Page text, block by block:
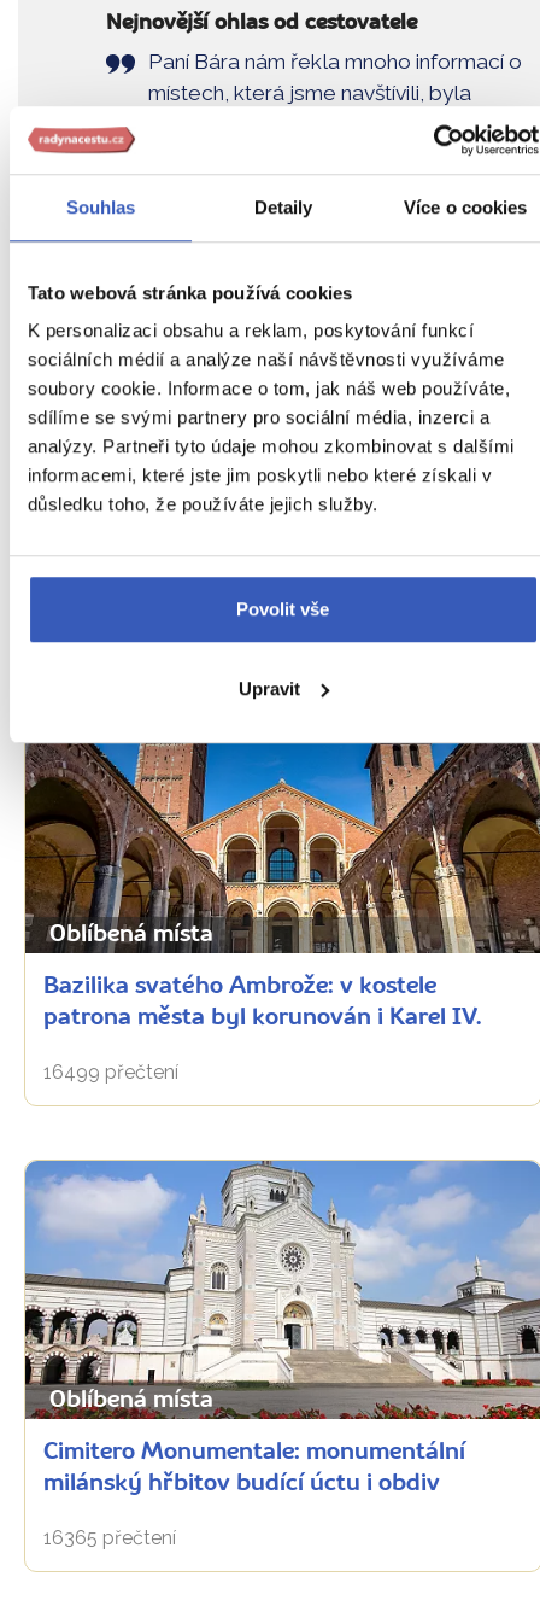
Souhlas Detaily Více o cookies
Tato webová stránka používá cookies
K personalizaci obsahu a reklam, poskytování funkcí
sociálních médií a analýze naší návštěvnosti využíváme
soubory cookie. Informace o tom, jak náš web používáte,
sdílíme se svými partnery pro sociální média, inzerci a
analýzy. Partneři tyto údaje mohou zkombinovat s dalšími
informacemi, které jste jim poskytli nebo které získali v
důsledku toho, že používáte jejich služby.
Povolit vše
Upravit
Nejnovější ohlas od cestovatele
Paní Bára nám řekla mnoho informací o
místech, která jsme navštívili, byla
ochotná, organizačně zdatná a vždy
Zobrazit všechny ohlasy
Vidět Neapol a... Řím
Vyberte si jeden z našich 77 zájezdů do Itálie
Zájezdy do Itálie
Nejbližší volný zájezdjiž 28. srpna
PŘEČTĚTE SI TAKÉ
Oblíbená místa
Bazilika svatého Ambrože: v kostele
patrona města byl korunován i Karel IV.
16499 přečtení
Oblíbená místa
Cimitero Monumentale: monumentální
milánský hřbitov budící úctu i obdiv
16365 přečtení